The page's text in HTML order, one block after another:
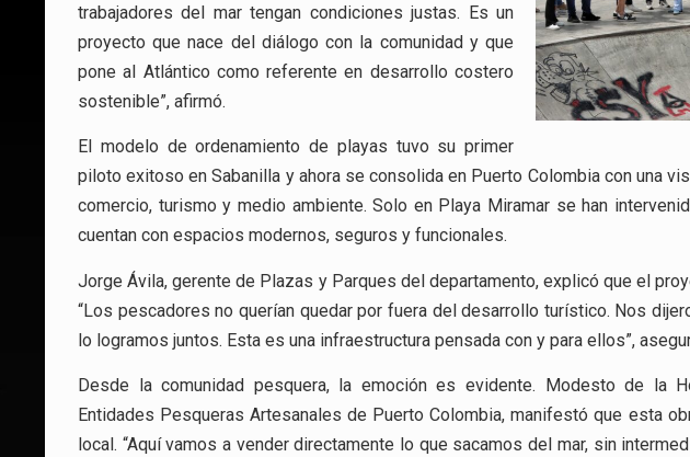
trabajadores del mar tengan condiciones justas. Es un
proyecto que nace del diálogo con la comunidad y que
pone al Atlántico como referente en desarrollo costero
sostenible”, afirmó.
El modelo de ordenamiento de playas tuvo su primer
piloto exitoso en Sabanilla y ahora se consolida en Puerto Colombia con una
comercio, turismo y medio ambiente. Solo en Playa Miramar se han
cuentan con espacios modernos, seguros y funcionales.
Jorge Ávila, gerente de Plazas y Parques del departamento, explicó que el
“Los pescadores no querían quedar por fuera del desarrollo turístico. Nos
lo logramos juntos. Esta es una infraestructura pensada con y para ellos”,
Desde la comunidad pesquera, la emoción es evidente. Modesto de la
Entidades Pesqueras Artesanales de Puerto Colombia, manifestó que esta
local. “Aquí vamos a vender directamente lo que sacamos del mar, sin